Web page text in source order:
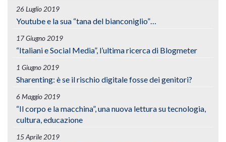
26 Luglio 2019
Youtube e la sua “tana del bianconiglio”…
17 Giugno 2019
“Italiani e Social Media”, l’ultima ricerca di Blogmeter
1 Giugno 2019
Sharenting: è se il rischio digitale fosse dei genitori?
6 Maggio 2019
“Il corpo e la macchina”, una nuova lettura su tecnologia,
cultura, educazione
15 Aprile 2019